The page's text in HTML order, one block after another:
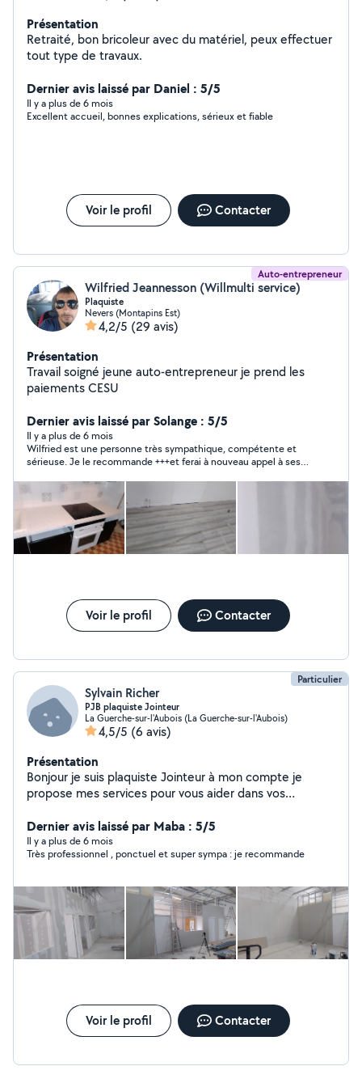
Présentation
Retraité, bon bricoleur avec du matériel, peux effectuer
tout type de travaux.
Dernier avis laissé par Daniel : 5/5
Il y a plus de 6 mois
Excellent accueil, bonnes explications, sérieux et fiable
Voir le profil Contacter
Auto-entrepreneur
Wilfried Jeannesson (Willmulti service)
Plaquiste
Nevers (Montapins Est)
4,2/5 (29 avis)
Présentation
Travail soigné jeune auto-entrepreneur je prend les
paiements CESU
Dernier avis laissé par Solange : 5/5
Il y a plus de 6 mois
Wilfried est une personne très sympathique, compétente et
sérieuse. Je le recommande +++et ferai à nouveau appel à ses
Voir le profil Contacter
Particulier
Sylvain Richer
PJB plaquiste Jointeur
La Guerche-sur-l'Aubois (La Guerche-sur-l'Aubois)
4,5/5 (6 avis)
Présentation
Bonjour je suis plaquiste Jointeur à mon compte je
propose mes services pour vous aider dans vos
n'hésitez pas à me contacter travail très propre et
soigner
Dernier avis laissé par Maba : 5/5
Il y a plus de 6 mois
Très professionnel , ponctuel et super sympa : je recommande
Voir le profil Contacter